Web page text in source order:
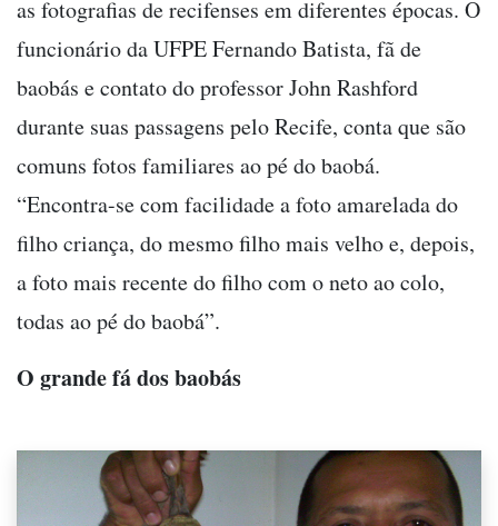
as fotografias de recifenses em diferentes épocas. O
funcionário da UFPE Fernando Batista, fã de
baobás e contato do professor John Rashford
durante suas passagens pelo Recife, conta que são
comuns fotos familiares ao pé do baobá.
“Encontra-se com facilidade a foto amarelada do
filho criança, do mesmo filho mais velho e, depois,
a foto mais recente do filho com o neto ao colo,
todas ao pé do baobá”.
O grande fá dos baobás